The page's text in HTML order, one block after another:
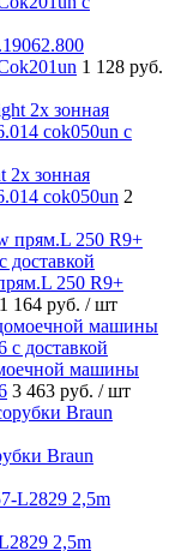
1 128 руб.
2х зонная
cok050un 2
250 R9+
1 164 руб. / шт
машины
3 463 руб. / шт
Braun
2,5m